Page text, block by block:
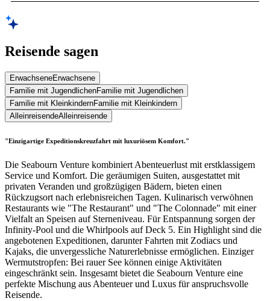
Reisende sagen
ErwachseneErwachsene
Familie mit JugendlichenFamilie mit Jugendlichen
Familie mit KleinkindernFamilie mit Kleinkindern
AlleinreisendeAlleinreisende
"Einzigartige Expeditionskreuzfahrt mit luxuriösem Komfort."
Die Seabourn Venture kombiniert Abenteuerlust mit erstklassigem
Service und Komfort. Die geräumigen Suiten, ausgestattet mit
privaten Veranden und großzügigen Bädern, bieten einen
Rückzugsort nach erlebnisreichen Tagen. Kulinarisch verwöhnen
Restaurants wie "The Restaurant" und "The Colonnade" mit einer
Vielfalt an Speisen auf Sterneniveau. Für Entspannung sorgen der
Infinity-Pool und die Whirlpools auf Deck 5. Ein Highlight sind die
angebotenen Expeditionen, darunter Fahrten mit Zodiacs und
Kajaks, die unvergessliche Naturerlebnisse ermöglichen. Einziger
Wermutstropfen: Bei rauer See können einige Aktivitäten
eingeschränkt sein. Insgesamt bietet die Seabourn Venture eine
perfekte Mischung aus Abenteuer und Luxus für anspruchsvolle
Reisende.